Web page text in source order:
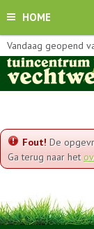
HOME
Vandaag geopend
Fout! De
Ga terug naar het